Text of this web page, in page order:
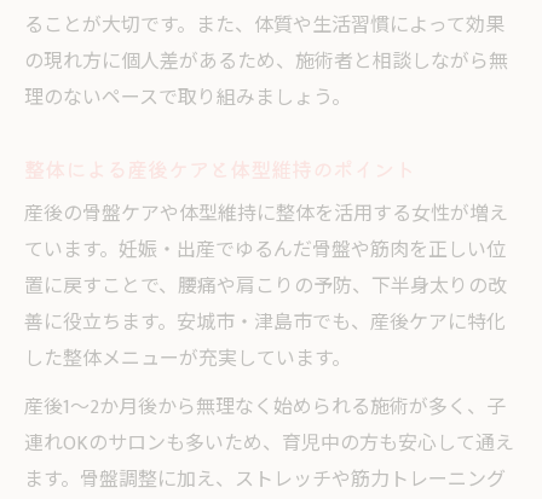
ることが大切です。また、体質や生活習慣によって効果
の現れ方に個人差があるため、施術者と相談しながら無
理のないペースで取り組みましょう。
産後の骨盤ケアや体型維持に整体を活用する女性が増え
ています。妊娠・出産でゆるんだ骨盤や筋肉を正しい位
置に戻すことで、腰痛や肩こりの予防、下半身太りの改
善に役立ちます。安城市・津島市でも、産後ケアに特化
した整体メニューが充実しています。
産後1～2か月後から無理なく始められる施術が多く、子
連れOKのサロンも多いため、育児中の方も安心して通え
ます。骨盤調整に加え、ストレッチや筋力トレーニング